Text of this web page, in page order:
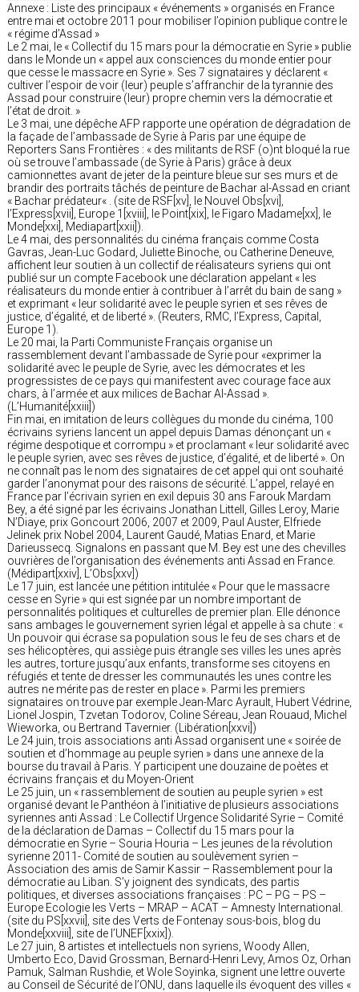
Annexe : Liste des principaux « événements » organisés en France
entre mai et octobre 2011 pour mobiliser l’opinion publique contre le
« régime d’Assad »
Le 2 mai, le « Collectif du 15 mars pour la démocratie en Syrie » publie
dans le Monde un « appel aux consciences du monde entier pour
que cesse le massacre en Syrie ». Ses 7 signataires y déclarent «
cultiver l’espoir de voir (leur) peuple s’affranchir de la tyrannie des
Assad pour construire (leur) propre chemin vers la démocratie et
l’état de droit. »
Le 3 mai, une dépêche AFP rapporte une opération de dégradation de
la façade de l’ambassade de Syrie à Paris par une équipe de
Reporters Sans Frontières : « des militants de RSF (o)nt bloqué la rue
où se trouve l’ambassade (de Syrie à Paris) grâce à deux
camionnettes avant de jeter de la peinture bleue sur ses murs et de
brandir des portraits tâchés de peinture de Bachar al-Assad en criant
« Bachar prédateur« . (site de RSF[xv], le Nouvel Obs[xvi],
l’Express[xvii], Europe 1[xviii], le Point[xix], le Figaro Madame[xx], le
Monde[xxi], Mediapart[xxii]).
Le 4 mai, des personnalités du cinéma français comme Costa
Gavras, Jean-Luc Godard, Juliette Binoche, ou Catherine Deneuve,
affichent leur soutien à un collectif de réalisateurs syriens qui ont
publié sur un compte Facebook une déclaration appelant « les
réalisateurs du monde entier à contribuer à l’arrêt du bain de sang »
et exprimant « leur solidarité avec le peuple syrien et ses rêves de
justice, d’égalité, et de liberté ». (Reuters, RMC, l’Express, Capital,
Europe 1).
Le 20 mai, la Parti Communiste Français organise un
rassemblement devant l’ambassade de Syrie pour «exprimer la
solidarité avec le peuple de Syrie, avec les démocrates et les
progressistes de ce pays qui manifestent avec courage face aux
chars, à l’armée et aux milices de Bachar Al-Assad ».
(L’Humanité[xxiii])
Fin mai, en imitation de leurs collègues du monde du cinéma, 100
écrivains syriens lancent un appel depuis Damas dénonçant un «
régime despotique et corrompu » et proclamant « leur solidarité avec
le peuple syrien, avec ses rêves de justice, d’égalité, et de liberté ». On
ne connaît pas le nom des signataires de cet appel qui ont souhaité
garder l’anonymat pour des raisons de sécurité. L’appel, relayé en
France par l’écrivain syrien en exil depuis 30 ans Farouk Mardam
Bey, a été signé par les écrivains Jonathan Littell, Gilles Leroy, Marie
N’Diaye, prix Goncourt 2006, 2007 et 2009, Paul Auster, Elfriede
Jelinek prix Nobel 2004, Laurent Gaudé, Matias Enard, et Marie
Darieussecq. Signalons en passant que M. Bey est une des chevilles
ouvrières de l’organisation des événements anti Assad en France.
(Médipart[xxiv], L’Obs[xxv])
Le 17 juin, est lancée une pétition intitulée « Pour que le massacre
cesse en Syrie » qui est signée par un nombre important de
personnalités politiques et culturelles de premier plan. Elle dénonce
sans ambages le gouvernement syrien légal et appelle à sa chute : «
Un pouvoir qui écrase sa population sous le feu de ses chars et de
ses hélicoptères, qui assiège puis étrangle ses villes les unes après
les autres, torture jusqu’aux enfants, transforme ses citoyens en
réfugiés et tente de dresser les communautés les unes contre les
autres ne mérite pas de rester en place ». Parmi les premiers
signataires on trouve par exemple Jean-Marc Ayrault, Hubert Védrine,
Lionel Jospin, Tzvetan Todorov, Coline Séreau, Jean Rouaud, Michel
Wieworka, ou Bertrand Tavernier. (Libération[xxvi])
Le 24 juin, trois associations anti Assad organisent une « soirée de
soutien et d’hommage au peuple syrien » dans une annexe de la
bourse du travail à Paris. Y participent une douzaine de poètes et
écrivains français et du Moyen-Orient
Le 25 juin, un « rassemblement de soutien au peuple syrien » est
organisé devant le Panthéon à l’initiative de plusieurs associations
syriennes anti Assad : Le Collectif Urgence Solidarité Syrie – Comité
de la déclaration de Damas – Collectif du 15 mars pour la
démocratie en Syrie – Souria Houria – Les jeunes de la révolution
syrienne 2011- Comité de soutien au soulèvement syrien –
Association des amis de Samir Kassir – Rassemblement pour la
démocratie au Liban. S’y joignent des syndicats, des partis
politiques, et diverses associations françaises : PC – PG – PS –
Europe Ecologie les Verts – MRAP – ACAT – Amnesty International.
(site du PS[xxvii], site des Verts de Fontenay sous-bois, blog du
Monde[xxviii], site de l’UNEF[xxix]).
Le 27 juin, 8 artistes et intellectuels non syriens, Woody Allen,
Umberto Eco, David Grossman, Bernard-Henri Levy, Amos Oz, Orhan
Pamuk, Salman Rushdie, et Wole Soyinka, signent une lettre ouverte
au Conseil de Sécurité de l’ONU, dans laquelle ils évoquent des villes «